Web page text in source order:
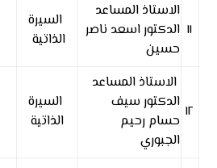
١١
الاستاذ المساعد
الدكتور اسعد ناصر
حسين
السيرة
الذاتية
١٢
الاستاذ المساعد
الدكتور سيف
حسام رحيم
الجبوري
السيرة
الذاتية